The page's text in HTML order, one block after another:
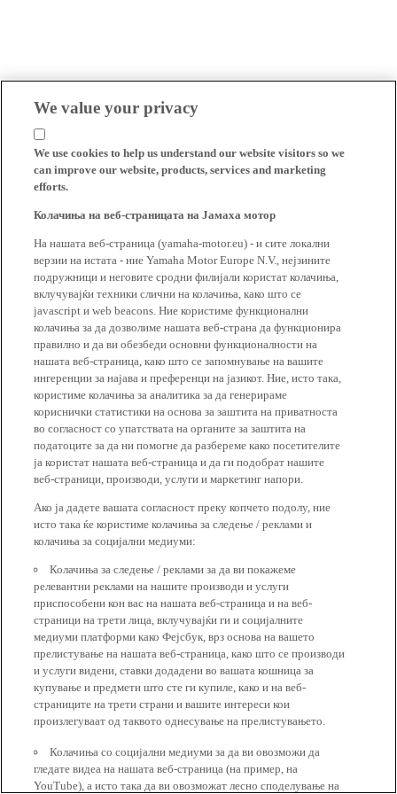
We value your privacy
We use cookies to help us understand our website visitors so we
can improve our website, products, services and marketing
efforts.
Колачиња на веб-страницата на Јамаха мотор
На нашата веб-страница (yamaha-motor.eu) - и сите локални
верзии на истата - ние Yamaha Motor Europe N.V., нејзините
подружници и неговите сродни филијали користат колачиња,
вклучувајќи техники слични на колачиња, како што се
javascript и web beacons. Ние користиме функционални
колачиња за да дозволиме нашата веб-страна да функционира
правилно и да ви обезбеди основни функционалности на
нашата веб-страница, како што се запомнување на вашите
ингеренции за најава и преференци на јазикот. Ние, исто така,
користиме колачиња за аналитика за да генерираме
кориснички статистики на основа за заштита на приватноста
во согласност со упатствата на органите за заштита на
податоците за да ни помогне да разбереме како посетителите
ја користат нашата веб-страница и да ги подобрат нашите
веб-страници, производи, услуги и маркетинг напори.
Ако ја дадете вашата согласност преку копчето подолу, ние
исто така ќе користиме колачиња за следење / реклами и
колачиња за социјални медиуми:
Колачиња за следење / реклами за да ви покажеме
релевантни реклами на нашите производи и услуги
приспособени кон вас на нашата веб-страница и на веб-
страници на трети лица, вклучувајќи ги и социјалните
медиуми платформи како Фејсбук, врз основа на вашето
прелистување на нашата веб-страница, како што се производи
и услуги видени, ставки додадени во вашата кошница за
купување и предмети што сте ги купиле, како и на веб-
страниците на трети страни и вашите интереси кои
произлегуваат од таквото однесување на прелистувањето.
Колачиња со социјални медиуми за да ви овозможи да
гледате видеа на нашата веб-страница (на пример, на
YouTube), а исто така да ви овозможат лесно споделување на